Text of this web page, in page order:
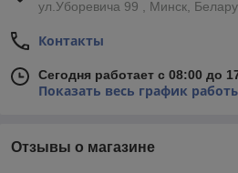
ул.Уборевича 99 , Минск,
Контакты
Сегодня работает с 08:00 до
Показать весь график
Отзывы о магазине